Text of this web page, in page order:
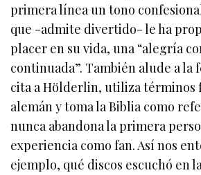
primera línea un tono
que -admite divertido- le ha
placer en su vida, una “alegría
continuada”. También alude a la
cita a Hölderlin, utiliza términos
alemán y toma la Biblia como
nunca abandona la primera
experiencia como fan. Así nos
ejemplo, qué discos escuchó en